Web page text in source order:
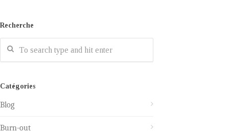
Recherche
Catégories
Blog
Burn-out